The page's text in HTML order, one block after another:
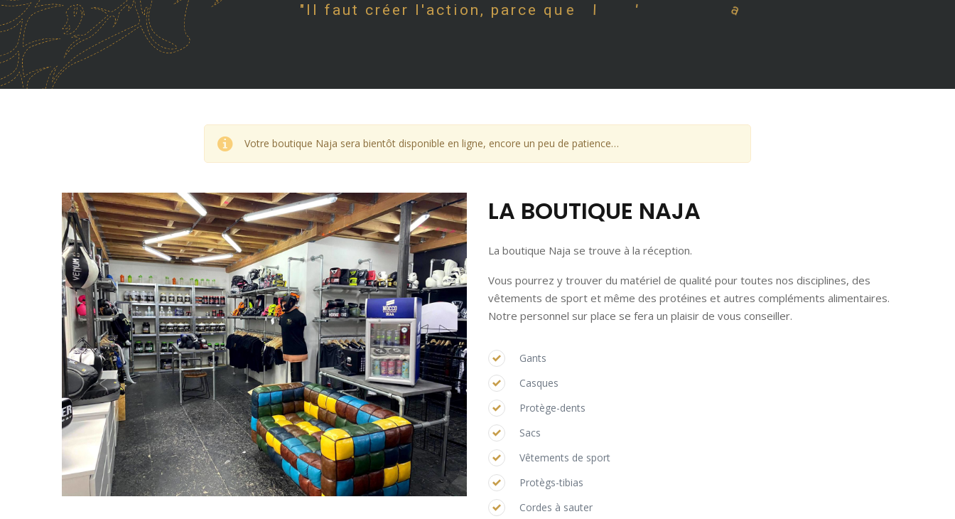
" I l f aut cré e r l ' act i o n , p arce q u e a o
Votre boutique Naja sera bientôt disponible en ligne, encore un peu de patience…
LA BOUTIQUE NAJA
La boutique Naja se trouve à la réception.
Vous pourrez y trouver du matériel de qualité pour toutes nos disciplines, des
vêtements de sport et même des protéines et autres compléments alimentaires.
Notre personnel sur place se fera un plaisir de vous conseiller.
Gants
Casques
Protège-dents
Sacs
Vêtements de sport
Protègs-tibias
Cordes à sauter